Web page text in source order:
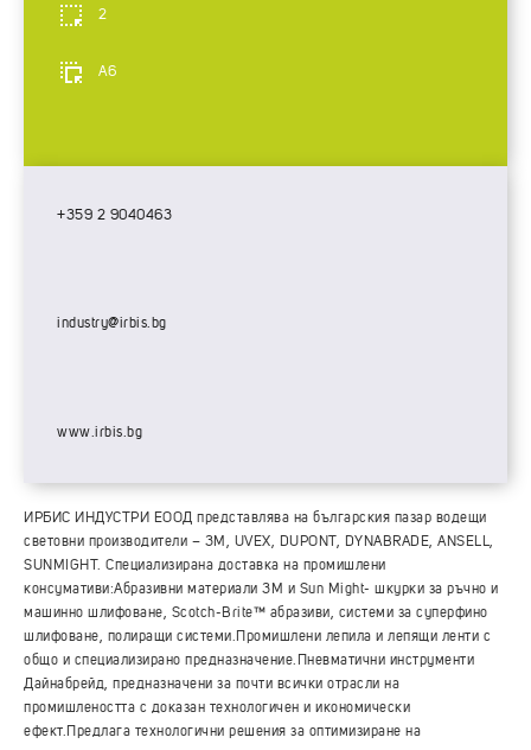
2
A6
+359 2 9040463
industry@irbis.bg
www.irbis.bg
ИРБИС ИНДУСТРИ ЕООД представлява на българския пазар водещи
световни производители – 3M, UVEX, DUPONT, DYNABRADE, ANSELL,
SUNMIGHT. Специализирана доставка на промишлени
консумативи:Абразивни материали 3M и Sun Might- шкурки за ръчно и
машинно шлифоване, Scotch-Brite™ абразиви, системи за суперфино
шлифоване, полиращи системи.Промишлени лепила и лепящи ленти с
общо и специализирано предназначение.Пневматични инструменти
Дайнабрейд, предназначени за почти всички отрасли на
промишлеността с доказан технологичен и икономически
ефект.Предлага технологични решения за оптимизиране на